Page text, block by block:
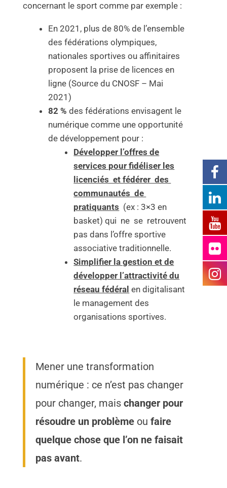
concernant le sport comme par exemple :
En 2021, plus de 80% de l’ensemble
des fédérations olympiques,
nationales sportives ou affinitaires
proposent la prise de licences en
ligne (Source du CNOSF – Mai
2021)
82 %des fédérations envisagent le
numérique comme une opportunité
de développement pour :
Développer l’offres de
services pour fidéliser les
licenciés et fédérer des
communautés de
pratiquants (ex : 3×3 en
basket) qui ne se retrouvent
pas dans l’offre sportive
associative traditionnelle.
Simplifier la gestion et de
développer l’attractivité du
réseau fédéral en digitalisant
le management des
organisations sportives.
Mener une transformation
numérique : ce n’est pas changer
pour changer, maischanger pour
résoudre un problème ou faire
quelque chose que l’on ne faisait
pas avant.